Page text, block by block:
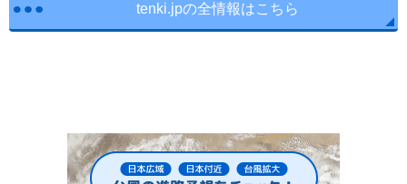
tenki.jpの全情報はこちら